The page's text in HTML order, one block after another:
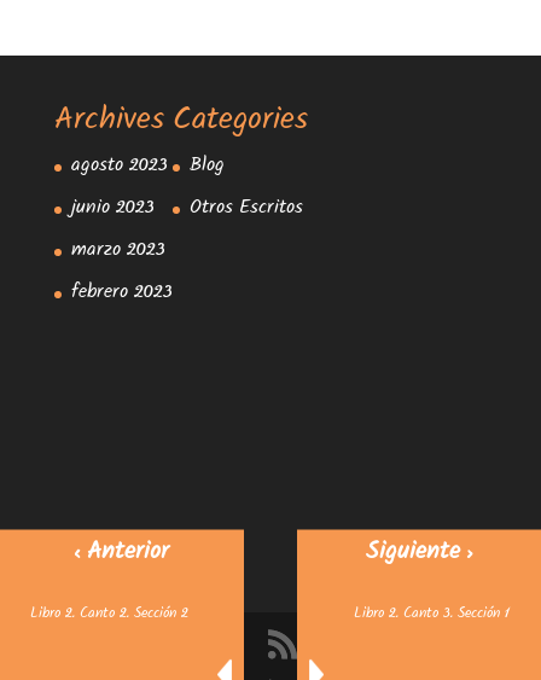
Archives
agosto 2023
junio 2023
marzo 2023
febrero 2023
Categories
Blog
Otros Escritos
< Anterior
Libro 2. Canto 2. Sección 2
Siguiente >
Libro 2. Canto 3. Sección 1